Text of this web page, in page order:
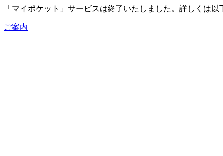
「マイポケット」サービスは終了いたしました。詳しくは
ご案内